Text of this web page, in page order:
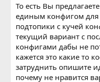
То есть Вы
единым конфигом для
подтопики с кучей
текущий вариант с
конфигами дабы не
кажется это какие то
затруднить опишите
почему не нравится